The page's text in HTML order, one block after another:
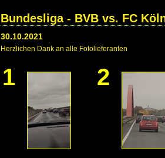
Bundesliga - BVB vs. FC
30.10.2021
Herzlichen Dank an alle Fotolieferanten
1 2